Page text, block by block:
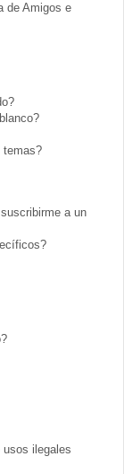
de Amigos e
temas?
a un
ilegales